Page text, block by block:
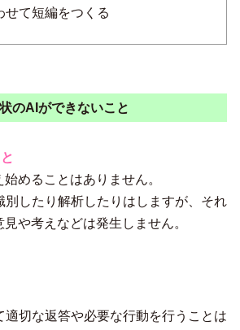
せて短編をつくる
のAIができないこと
めることはありません。
別したり解析したりはしますが、それ
や考えなどは発生しません。
適切な返答や必要な行動を行うことは